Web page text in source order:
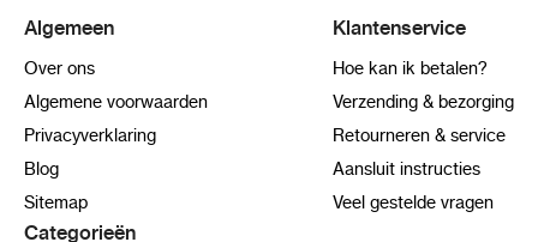
Algemeen
Over ons
Algemene voorwaarden
Privacyverklaring
Blog
Sitemap
Klantenservice
Hoe kan ik betalen?
Verzending & bezorging
Retourneren & service
Aansluit instructies
Veel gestelde vragen
Categorieën